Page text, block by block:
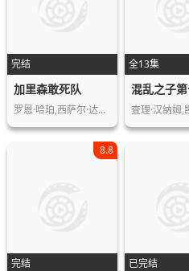
完结
加里森敢死队
罗恩·哈珀,西萨尔·达诺瓦,克里斯托弗…
全13集
混乱之子
完结
8.8
已完结